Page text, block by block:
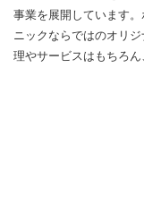
事業を展開しています
ニックならではのオリ
理やサービスはもちろ